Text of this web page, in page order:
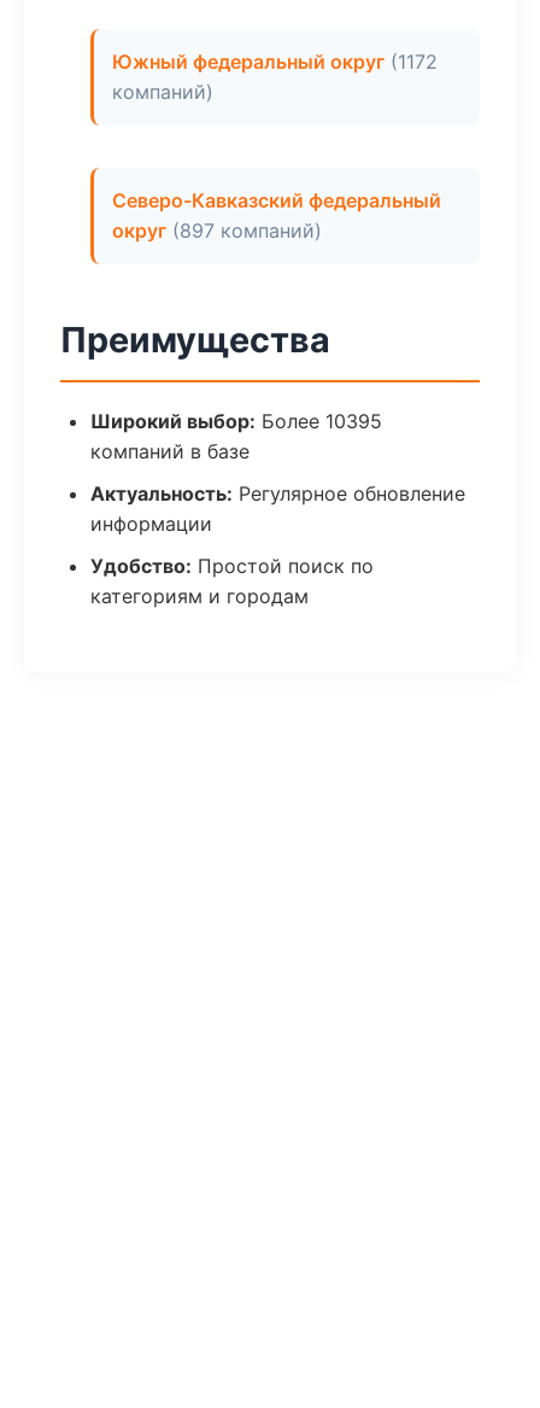
Южный федеральный округ (1172
компаний)
Северо-Кавказский федеральный
округ (897 компаний)
Преимущества
Широкий выбор: Более 10395
компаний в базе
Актуальность: Регулярное обновление
информации
Удобство: Простой поиск по
категориям и городам